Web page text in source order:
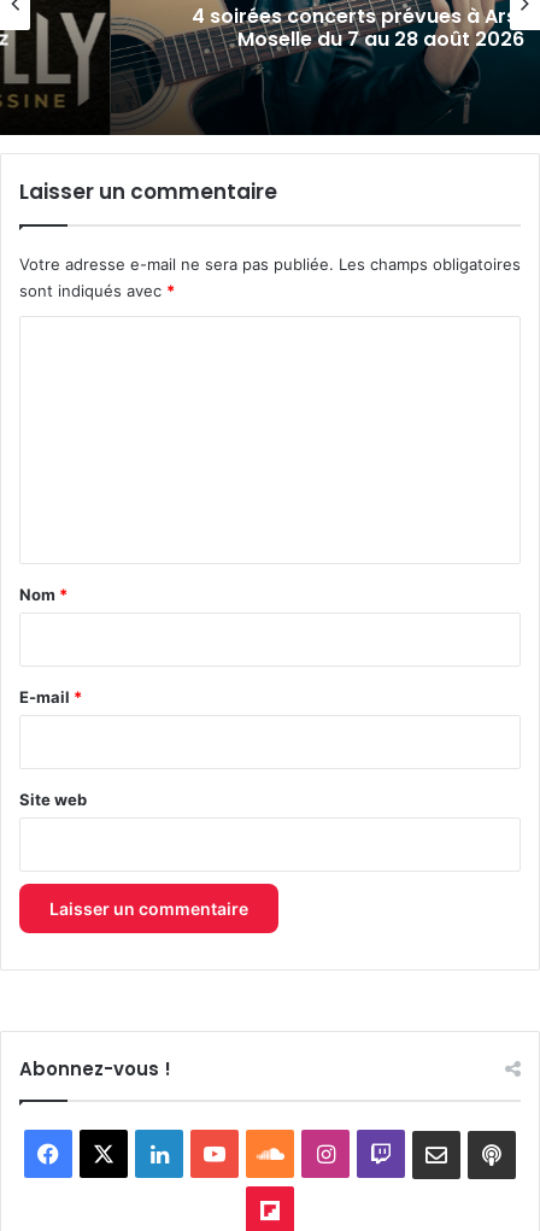
Metz : J-1 avant le cinéma plein
Plan d’Eau
Laisser un commentaire
Votre adresse e-mail ne sera pas publiée. Les champs obligatoires
sont indiqués avec *
a
e
Nom *
E-mail *
Site web
Abonnez-vous !
Facebook LinkedinYouTubeSoundCloud
Instagram
Twitch
Flipboard